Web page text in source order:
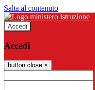
Salta al contenuto
Accedi
Accedi
button close ×